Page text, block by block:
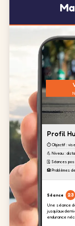
Profil
⏱️ Objectif :
💪 Niveau :
🗓️ Séances
🏥 Problèmes
Séance 23
Une séance
jusqu'aux
endurance